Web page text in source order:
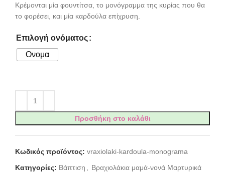
Κρέμονται μία φουντίτσα, το μονόγραμμα της κυρίας που θα
το φορέσει, και μία καρδούλα επίχρυση.
Επιλογή ονόματος
Ονομα
Προσθήκη στο καλάθι
Κωδικός προϊόντος: vraxiolaki-kardoula-monograma
Κατηγορίες: Βάπτιση
Βραχιολάκια μαμά-νονά Μαρτυρικά